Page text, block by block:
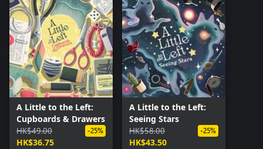
A Little to the Left:
Cupboards & Drawers
HK$49.00
HK$36.75
-25%
A Little to the Left:
Seeing Stars
HK$58.00
HK$43.50
-25%